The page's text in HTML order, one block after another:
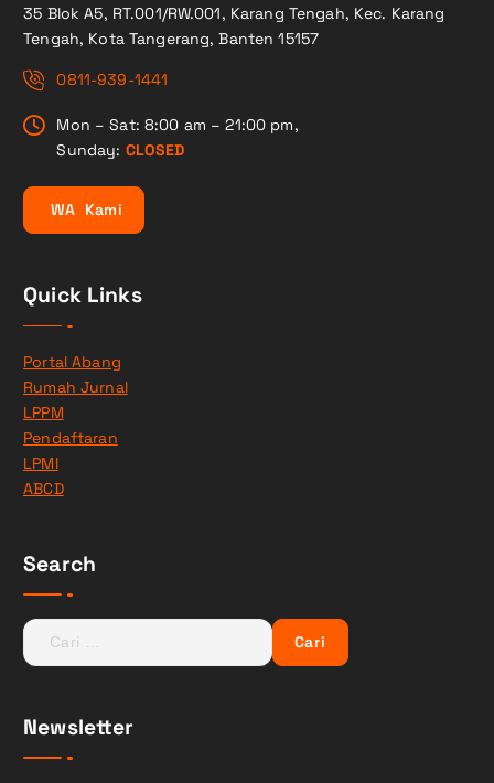
35 Blok A5, RT.001/RW.001, Karang Tengah, Kec. Karang
Tengah, Kota Tangerang, Banten 15157
0811-939-1441
Mon – Sat: 8:00 am – 21:00 pm,
Sunday: CLOSED
WA Kami
Quick Links
Portal Abang
Rumah Jurnal
LPPM
Pendaftaran
LPMI
ABCD
Search
C
a
u
n
Newsletter